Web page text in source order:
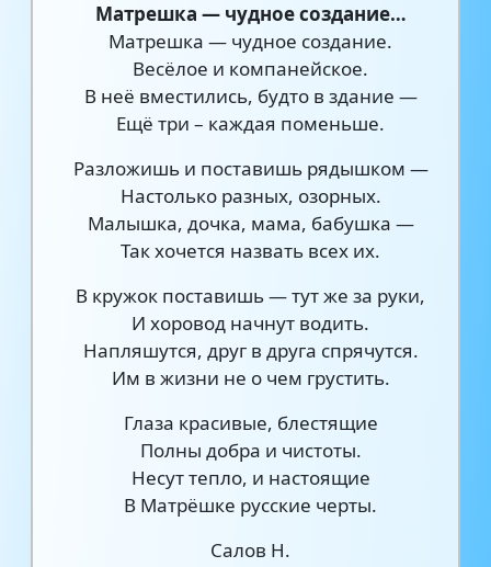
Матрешка — чудное создание…
Матрешка — чудное создание.
Весёлое и компанейское.
В неё вместились, будто в здание —
Ещё три – каждая поменьше.
Разложишь и поставишь рядышком —
Настолько разных, озорных.
Малышка, дочка, мама, бабушка —
Так хочется назвать всех их.
В кружок поставишь — тут же за руки,
И хоровод начнут водить.
Напляшутся, друг в друга спрячутся.
Им в жизни не о чем грустить.
Глаза красивые, блестящие
Полны добра и чистоты.
Несут тепло, и настоящие
В Матрёшке русские черты.
Салов Н.